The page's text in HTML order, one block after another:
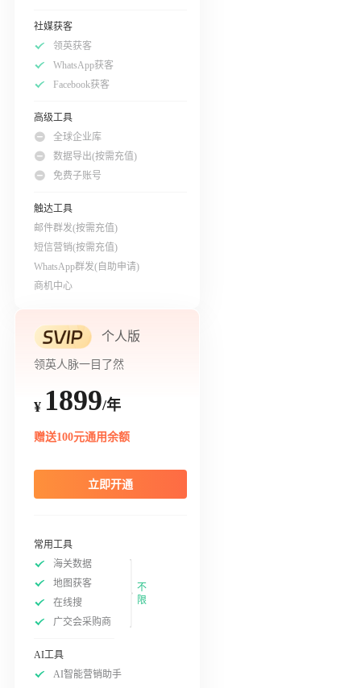
社媒获客
领英获客
WhatsApp获客
Facebook获客
高级工具
全球企业库
数据导出(按需充值)
免费子账号
触达工具
邮件群发(按需充值)
短信营销(按需充值)
WhatsApp群发(自助申请)
商机中心
个人版
领英人脉一目了然
¥ 1899/年
赠送100元通用余额
立即开通
常用工具
海关数据
地图获客
在线搜
广交会采购商
不
限
AI工具
AI智能营销助手